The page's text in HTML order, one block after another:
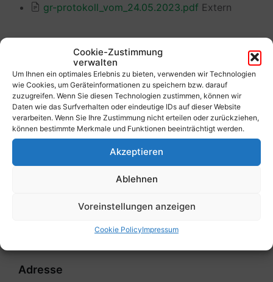
Cookie-Zustimmung
verwalten
Um Ihnen ein optimales Erlebnis zu bieten, verwenden wir Technologien
wie Cookies, um Geräteinformationen zu speichern bzw. darauf
zuzugreifen. Wenn Sie diesen Technologien zustimmen, können wir
Daten wie das Surfverhalten oder eindeutige IDs auf dieser Website
verarbeiten. Wenn Sie Ihre Zustimmung nicht erteilen oder zurückziehen,
können bestimmte Merkmale und Funktionen beeinträchtigt werden.
Akzeptieren
Ablehnen
Voreinstellungen anzeigen
Cookie PolicyImpressum
gr-protokoll_vom_24.05.2023.pdf Extern
Vorherige
Protokoll vom 21.07.2023
Nächste
Protokoll vom 16.03.2023
Adresse